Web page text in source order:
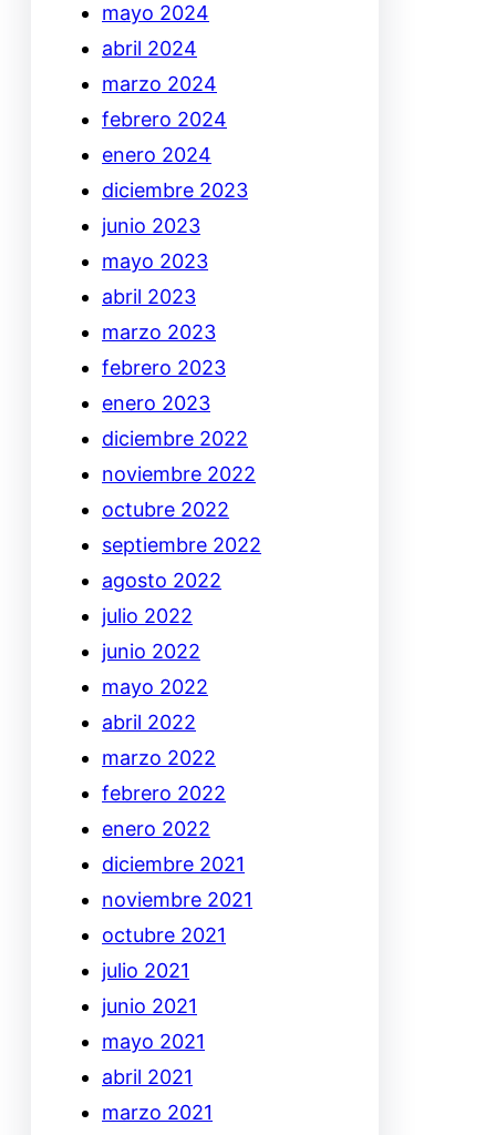
mayo 2024
abril 2024
marzo 2024
febrero 2024
enero 2024
diciembre 2023
junio 2023
mayo 2023
abril 2023
marzo 2023
febrero 2023
enero 2023
diciembre 2022
noviembre 2022
octubre 2022
septiembre 2022
agosto 2022
julio 2022
junio 2022
mayo 2022
abril 2022
marzo 2022
febrero 2022
enero 2022
diciembre 2021
noviembre 2021
octubre 2021
julio 2021
junio 2021
mayo 2021
abril 2021
marzo 2021